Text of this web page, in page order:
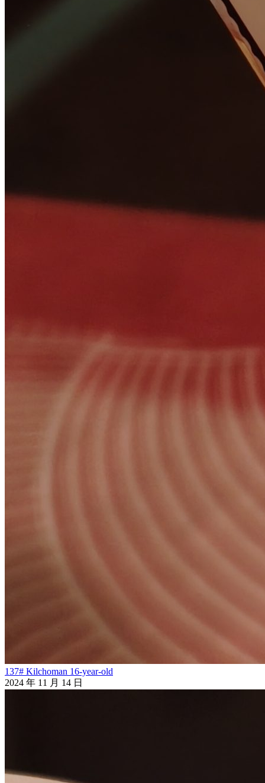
137# Kilchoman 16-year-old
2024 年 11 月 14 日